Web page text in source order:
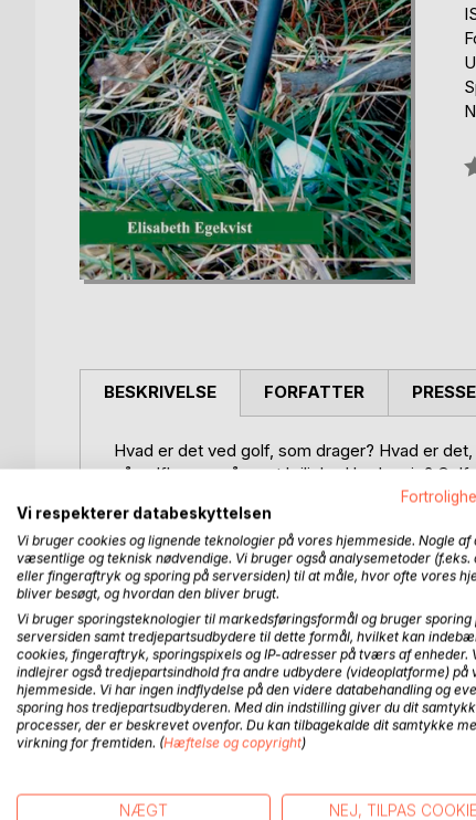
BESKRIVELSE
Hvad er det ved golf, som drager? Hvad er
på golfbanen, så snart lejlighed byder sig?
overalt i et forsøg på at imødekomme presset
Bogen er et forsøg på at forstå og forklare
en anderledes krimi, hvor forfatteren
gennem det mentale, det spirituelle og det
til forbedring af golfspillet, hvoraf en del nok
FORFATTER
FLERE TITLER HOS
Vi respekterer databeskyttelsen
Vi bruger cookies og lignende teknologier på vores hjemmeside. Nogle af
væsentlige og teknisk nødvendige. Vi bruger også analysemetoder (f.eks.
eller fingeraftryk og sporing på serversiden) til at måle, hvor ofte vores
bliver besøgt, og hvordan den bliver brugt.
Vi bruger sporingsteknologier til markedsføringsformål og bruger sporing
serversiden samt tredjepartsudbydere til dette formål, hvilket kan
cookies, fingeraftryk, sporingspixels og IP-adresser på tværs af enheder.
indlejrer også tredjepartsindhold fra andre udbydere (videoplatforme) på
hjemmeside. Vi har ingen indflydelse på den videre databehandling og
sporing hos tredjepartsudbyderen. Med din indstilling giver du dit
processer, der er beskrevet ovenfor. Du kan tilbagekalde dit samtykke
virkning for fremtiden. (Hæftelse og copyright)
NÆGT NEJ, TILPAS